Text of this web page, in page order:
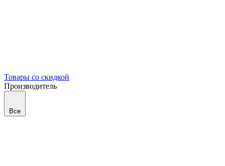
Товары со скидкой
Производитель
Все